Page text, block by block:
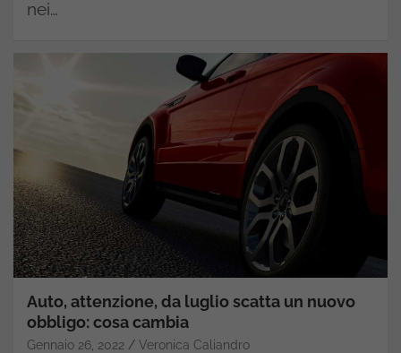
nei…
Auto, attenzione, da luglio scatta un nuovo
obbligo: cosa cambia
Gennaio 26, 2022 Veronica Caliandro